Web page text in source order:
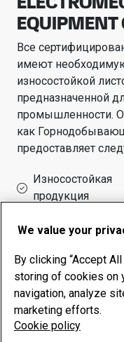
EQUIPMENT
Все
имеют
износостойкой
предназначенной
промышленности.
как
предоставляет
Износостойкая
продукция
безотказной
оборудования
We value your
By clicking “Accept
storing of cookies on
navigation, analyze
marketing efforts.
Cookie policy